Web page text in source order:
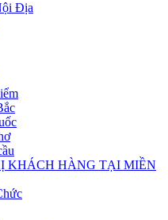
Địa
KHÁCH HÀNG TẠI MIỀN